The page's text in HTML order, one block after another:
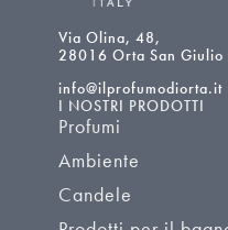
Via Olina, 48,
28016 Orta San Giulio
info@ilprofumodiorta.it
I NOSTRI PRODOTTI
Profumi
Ambiente
Candele